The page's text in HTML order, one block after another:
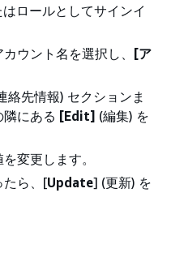
ロールとしてサインイ
ウント名を選択し、
[ア
絡先情報) セクションま
にある [Edit] (編集) を
変更します。
たら、[Update] (更新) を